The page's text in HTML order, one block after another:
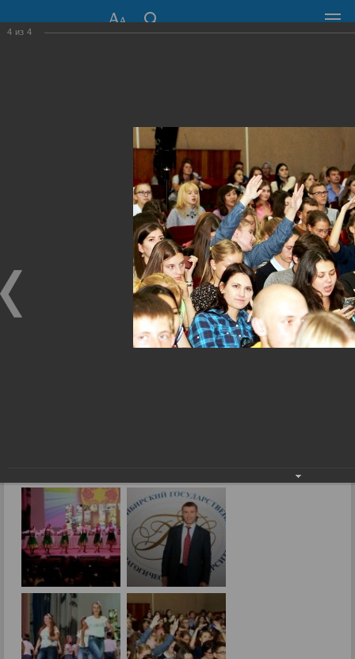
630099, г. Новосибирск, Красный проспект, 34
Общественная приемная
Фоторепортажи
›
4 из 4